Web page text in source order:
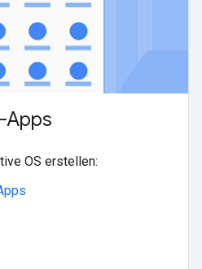
Apps
OS erstellen: